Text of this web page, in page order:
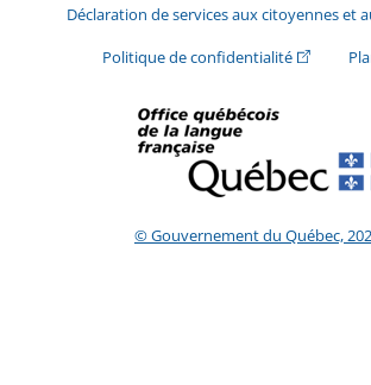
Déclaration de services aux citoyennes et
Politique de confidentialité(Cet
© Gouvernement du Québec,